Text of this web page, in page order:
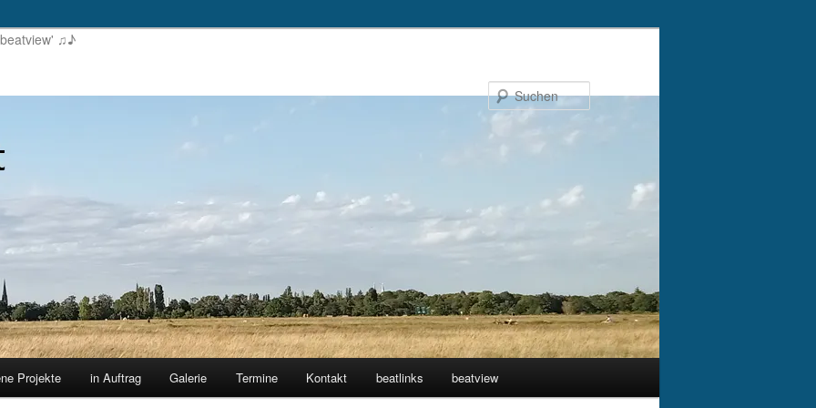
♫♪
Suchen
Projekte in Auftrag Galerie Termine Kontakt beatlinks beatview